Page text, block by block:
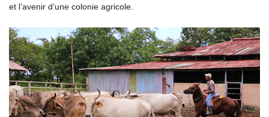
et l’avenir d’une colonie agricole.